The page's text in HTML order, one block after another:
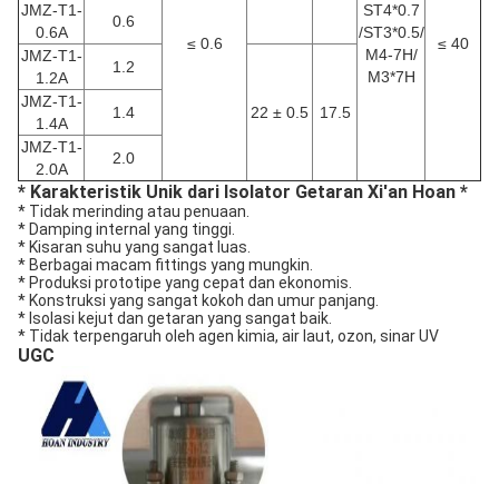
≤ 0.6
ST4*0.7
/ST3*0.5/
M4-7H/
M3*7H
≤ 40
JMZ-T1-
0.6A
0.6
JMZ-T1-
1.2A
1.2
22 ± 0.5 17.5
JMZ-T1-
1.4A
1.4
JMZ-T1-
2.0A
2.0
* Karakteristik Unik dari Isolator Getaran Xi'an Hoan *
* Tidak merinding atau penuaan.
* Damping internal yang tinggi.
* Kisaran suhu yang sangat luas.
* Berbagai macam fittings yang mungkin.
* Produksi prototipe yang cepat dan ekonomis.
* Konstruksi yang sangat kokoh dan umur panjang.
* Isolasi kejut dan getaran yang sangat baik.
* Tidak terpengaruh oleh agen kimia, air laut, ozon, sinar UV
UGC